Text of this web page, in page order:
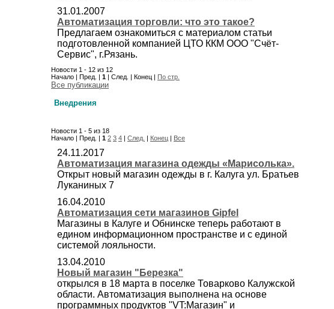
31.01.2007
Автоматизация торговли: что это такое?
Предлагаем ознакомиться с материалом статьи
подготовленной компанией ЦТО ККМ ООО "Счёт-
Сервис", г.Рязань.
Новости 1 - 12 из 12
Начало | Пред. | 1 | След. | Конец | По стр.
Все публикации
Внедрения
Новости 1 - 5 из 18
Начало | Пред. | 1 2 3 4 | След. | Конец | Все
24.11.2017
Автоматизация магазина одежды «Марисолька».
Открыт новый магазин одежды в г. Калуга ул. Братьев
Луканиных 7
16.04.2010
Автоматизация сети магазинов Gipfel
Магазины в Калуге и Обнинске теперь работают в
едином информационном пространстве и с единой
системой лояльности.
13.04.2010
Новый магазин "Березка"
открылся в 18 марта в поселке Товарково Калужской
области. Автоматизация выполнена на основе
программных продуктов "VT:Магазин" и